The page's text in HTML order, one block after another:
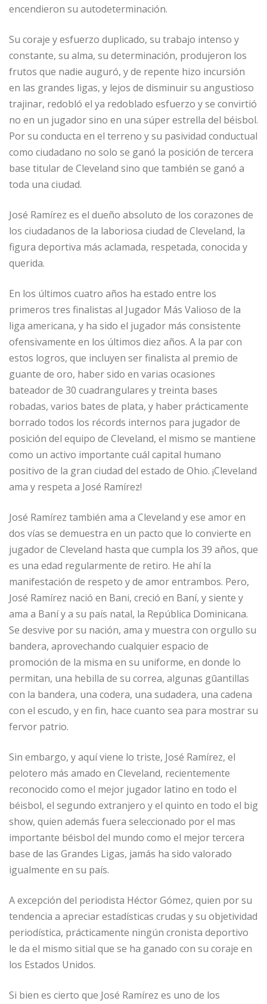
encendieron su autodeterminación.
Su coraje y esfuerzo duplicado, su trabajo intenso y
constante, su alma, su determinación, produjeron los
frutos que nadie auguró, y de repente hizo incursión
en las grandes ligas, y lejos de disminuir su angustioso
trajinar, redobló el ya redoblado esfuerzo y se convirtió
no en un jugador sino en una súper estrella del béisbol.
Por su conducta en el terreno y su pasividad conductual
como ciudadano no solo se ganó la posición de tercera
base titular de Cleveland sino que también se ganó a
toda una ciudad.
José Ramírez es el dueño absoluto de los corazones de
los ciudadanos de la laboriosa ciudad de Cleveland, la
figura deportiva más aclamada, respetada, conocida y
querida.
En los últimos cuatro años ha estado entre los
primeros tres finalistas al Jugador Más Valioso de la
liga americana, y ha sido el jugador más consistente
ofensivamente en los últimos diez años. A la par con
estos logros, que incluyen ser finalista al premio de
guante de oro, haber sido en varias ocasiones
bateador de 30 cuadrangulares y treinta bases
robadas, varios bates de plata, y haber prácticamente
borrado todos los récords internos para jugador de
posición del equipo de Cleveland, el mismo se mantiene
como un activo importante cuál capital humano
positivo de la gran ciudad del estado de Ohio. ¡Cleveland
ama y respeta a José Ramírez!
José Ramírez también ama a Cleveland y ese amor en
dos vías se demuestra en un pacto que lo convierte en
jugador de Cleveland hasta que cumpla los 39 años, que
es una edad regularmente de retiro. He ahí la
manifestación de respeto y de amor entrambos. Pero,
José Ramírez nació en Bani, creció en Baní, y siente y
ama a Baní y a su país natal, la República Dominicana.
Se desvive por su nación, ama y muestra con orgullo su
bandera, aprovechando cualquier espacio de
promoción de la misma en su uniforme, en donde lo
permitan, una hebilla de su correa, algunas gūantillas
con la bandera, una codera, una sudadera, una cadena
con el escudo, y en fin, hace cuanto sea para mostrar su
fervor patrio.
Sin embargo, y aquí viene lo triste, José Ramírez, el
pelotero más amado en Cleveland, recientemente
reconocido como el mejor jugador latino en todo el
béisbol, el segundo extranjero y el quinto en todo el big
show, quien además fuera seleccionado por el mas
importante béisbol del mundo como el mejor tercera
base de las Grandes Ligas, jamás ha sido valorado
igualmente en su país.
A excepción del periodista Héctor Gómez, quien por su
tendencia a apreciar estadísticas crudas y su objetividad
periodística, prácticamente ningún cronista deportivo
le da el mismo sitial que se ha ganado con su coraje en
los Estados Unidos.
Si bien es cierto que José Ramírez es uno de los